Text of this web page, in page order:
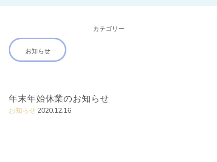
カテゴリー
お知らせ
年末年始休業のお知らせ
お知らせ 2020.12.16